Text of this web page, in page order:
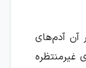
آن آدم‌های
غیرمنتظره